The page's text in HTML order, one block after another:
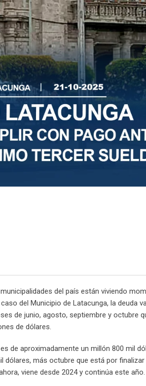
del país están viviendo
del Municipio de Latacunga, la deuda
de junio, agosto, septiembre y octubre
de dólares.
de aproximadamente un millón 800 mil
más octubre que está por
viene desde 2024 y continúa este año.